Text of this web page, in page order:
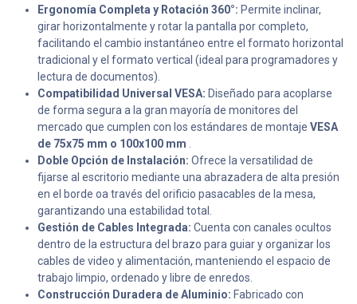
Ergonomía Completa y Rotación 360°: Permite inclinar,
girar horizontalmente y rotar la pantalla por completo,
facilitando el cambio instantáneo entre el formato horizontal
tradicional y el formato vertical (ideal para programadores y
lectura de documentos).
Compatibilidad Universal VESA: Diseñado para acoplarse
de forma segura a la gran mayoría de monitores del
mercado que cumplen con los estándares de montaje VESA
de 75x75 mm o 100x100 mm
Doble Opción de Instalación: Ofrece la versatilidad de
fijarse al escritorio mediante una abrazadera de alta presión
en el borde oa través del orificio pasacables de la mesa,
garantizando una estabilidad total.
Gestión de Cables Integrada: Cuenta con canales ocultos
dentro de la estructura del brazo para guiar y organizar los
cables de video y alimentación, manteniendo el espacio de
trabajo limpio, ordenado y libre de enredos.
Construcción Duradera de Aluminio: Fabricado con